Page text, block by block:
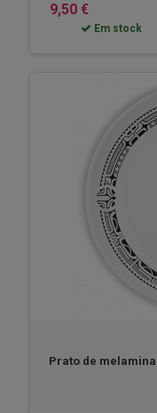
9,50 €
Em stock
Prato de